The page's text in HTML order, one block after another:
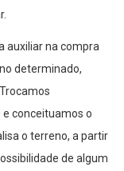
auxiliar na compra
determinado,
conceituamos o
o terreno, a partir
de algum